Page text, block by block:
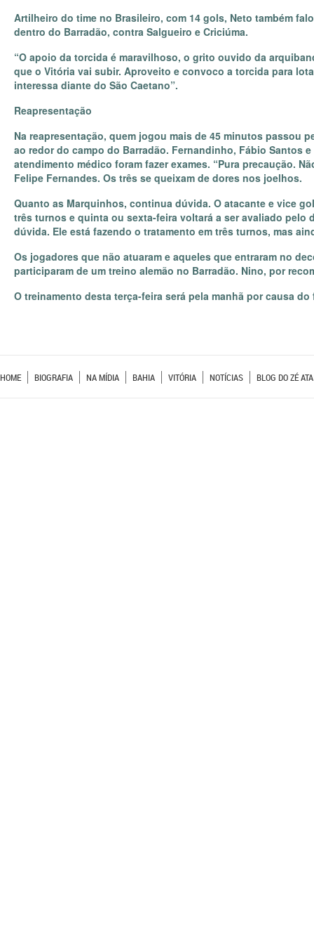
Artilheiro do time no Brasileiro, com 14 gols, Neto também
dentro do Barradão, contra Salgueiro e Criciúma.
“O apoio da torcida é maravilhoso, o grito ouvido da
que o Vitória vai subir. Aproveito e convoco a torcida para
interessa diante do São Caetano”.
Reapresentação
Na reapresentação, quem jogou mais de 45 minutos passou
ao redor do campo do Barradão. Fernandinho, Fábio Santos
atendimento médico foram fazer exames. “Pura precaução.
Felipe Fernandes. Os três se queixam de dores nos joelhos.
Quanto as Marquinhos, continua dúvida. O atacante e vice
três turnos e quinta ou sexta-feira voltará a ser avaliado pelo
dúvida. Ele está fazendo o tratamento em três turnos, mas
Os jogadores que não atuaram e aqueles que entraram no
participaram de um treino alemão no Barradão. Nino, por
O treinamento desta terça-feira será pela manhã por causa
HOME BIOGRAFIA NA MÍDIA BAHIA VITÓRIA NOTÍCIAS BLOG DO ZÉ